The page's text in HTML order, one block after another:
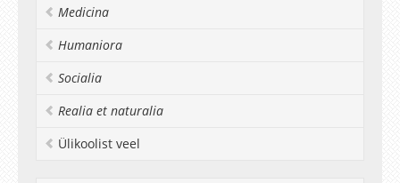
esinevate erinevate nähtuste selgitamiseks.
Disklinatsioonimudeleid rakendatakse suurtel
mehaanilistel pingetel toimuva materjalide
tahkiste, nanostruktuursete materjalide ning
kirjeldamisel. Käsitletakse ka disklinatsioonide
seoses esitatakse rida näiteid disklinatsioonidest
Medicina
Humaniora
Socialia
Realia et naturalia
Ülikoolist veel